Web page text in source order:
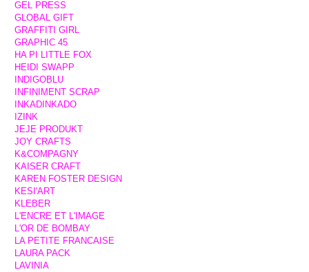
GEL PRESS
GLOBAL GIFT
GRAFFITI GIRL
GRAPHIC 45
HA PI LITTLE FOX
HEIDI SWAPP
INDIGOBLU
INFINIMENT SCRAP
INKADINKADO
IZINK
JEJE PRODUKT
JOY CRAFTS
K&COMPAGNY
KAISER CRAFT
KAREN FOSTER DESIGN
KESI'ART
KLEBER
L'ENCRE ET L'IMAGE
L'OR DE BOMBAY
LA PETITE FRANCAISE
LAURA PACK
LAVINIA